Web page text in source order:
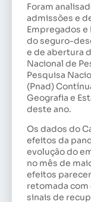
Foram
admissões e
Empregados
do seguro-
e de abertura
Nacional de
Pesquisa
(Pnad)
Geografia e
deste ano.
Os dados do
efeitos da
evolução do
no mês de
efeitos
retomada
sinais de